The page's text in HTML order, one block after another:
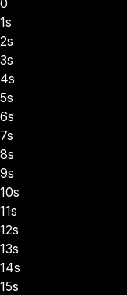
1s
2s
3s
4s
5s
6s
7s
8s
9s
10s
11s
12s
13s
14s
15s